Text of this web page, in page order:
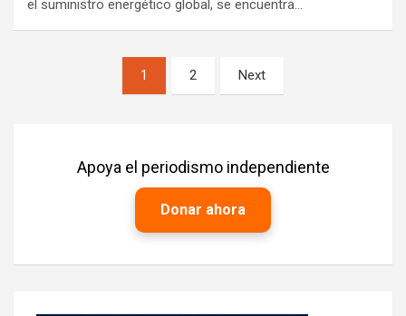
el suministro energético global, se encuentra…
1 2 Next
Apoya el periodismo independiente
Donar ahora